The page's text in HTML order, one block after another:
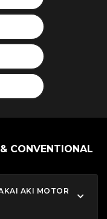
CONVENTIONAL
AKI MOTOR